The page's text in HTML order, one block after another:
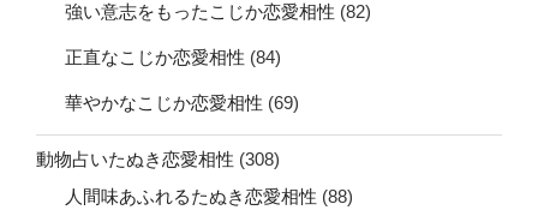
強い意志をもったこじか恋愛相性 (82)
正直なこじか恋愛相性 (84)
華やかなこじか恋愛相性 (69)
動物占いたぬき恋愛相性 (308)
人間味あふれるたぬき恋愛相性 (88)